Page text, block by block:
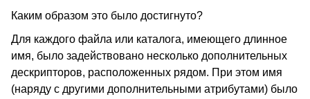
Каким образом это было достигнуто?
Для каждого файла или каталога, имеющего длинное
имя, было задействовано несколько дополнительных
дескрипторов, расположенных рядом. При этом имя
(наряду с другими дополнительными атрибутами) было